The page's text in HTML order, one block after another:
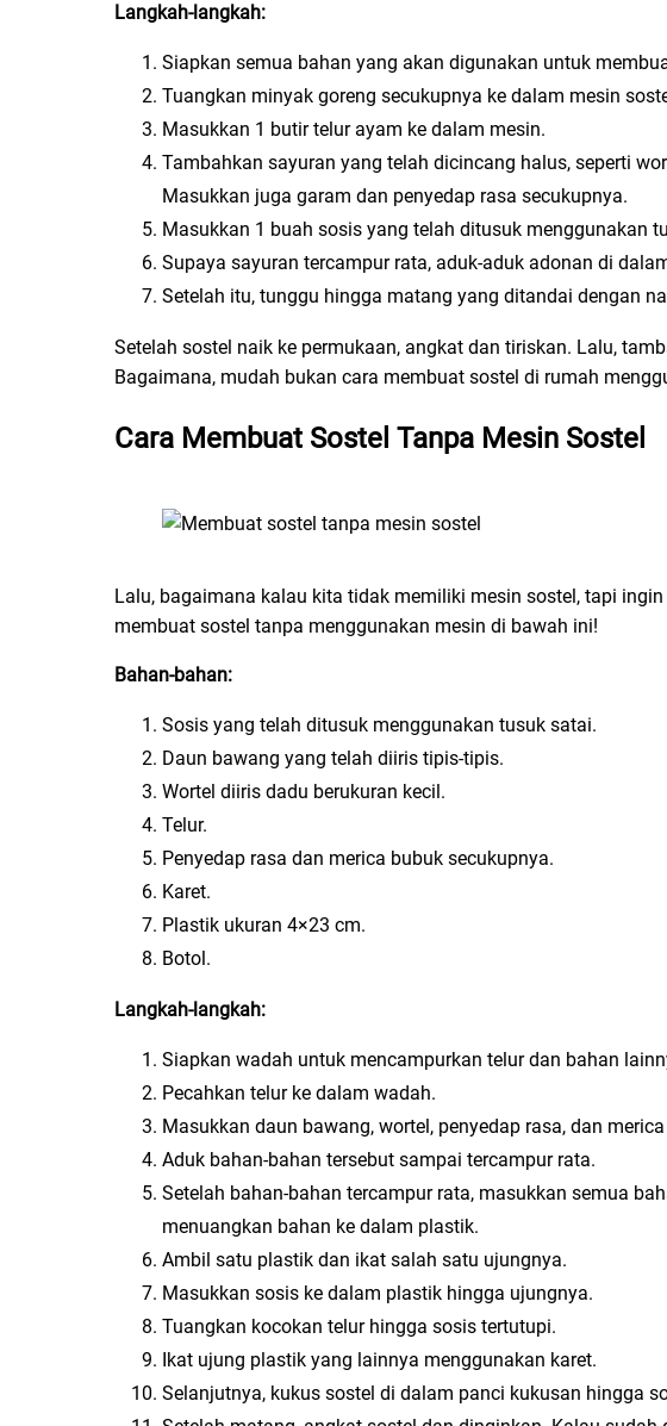
Langkah-langkah:
Siapkan semua bahan yang akan digunakan untuk
Tuangkan minyak goreng secukupnya ke dalam mesin
Masukkan 1 butir telur ayam ke dalam mesin.
Tambahkan sayuran yang telah dicincang halus, seperti
Masukkan juga garam dan penyedap rasa secukupnya.
Masukkan 1 buah sosis yang telah ditusuk menggunakan
Supaya sayuran tercampur rata, aduk-aduk adonan di
Setelah itu, tunggu hingga matang yang ditandai dengan
Setelah sostel naik ke permukaan, angkat dan tiriskan. Lalu,
Bagaimana, mudah bukan cara membuat sostel di rumah
Cara Membuat Sostel Tanpa Mesin Sostel
Lalu, bagaimana kalau kita tidak memiliki mesin sostel, tapi
membuat sostel tanpa menggunakan mesin di bawah ini!
Bahan-bahan:
Sosis yang telah ditusuk menggunakan tusuk satai.
Daun bawang yang telah diiris tipis-tipis.
Wortel diiris dadu berukuran kecil.
Telur.
Penyedap rasa dan merica bubuk secukupnya.
Karet.
Plastik ukuran 4×23 cm.
Botol.
Langkah-langkah:
Siapkan wadah untuk mencampurkan telur dan bahan
Pecahkan telur ke dalam wadah.
Masukkan daun bawang, wortel, penyedap rasa, dan
Aduk bahan-bahan tersebut sampai tercampur rata.
Setelah bahan-bahan tercampur rata, masukkan semua
menuangkan bahan ke dalam plastik.
Ambil satu plastik dan ikat salah satu ujungnya.
Masukkan sosis ke dalam plastik hingga ujungnya.
Tuangkan kocokan telur hingga sosis tertutupi.
Ikat ujung plastik yang lainnya menggunakan karet.
Selanjutnya, kukus sostel di dalam panci kukusan hingga